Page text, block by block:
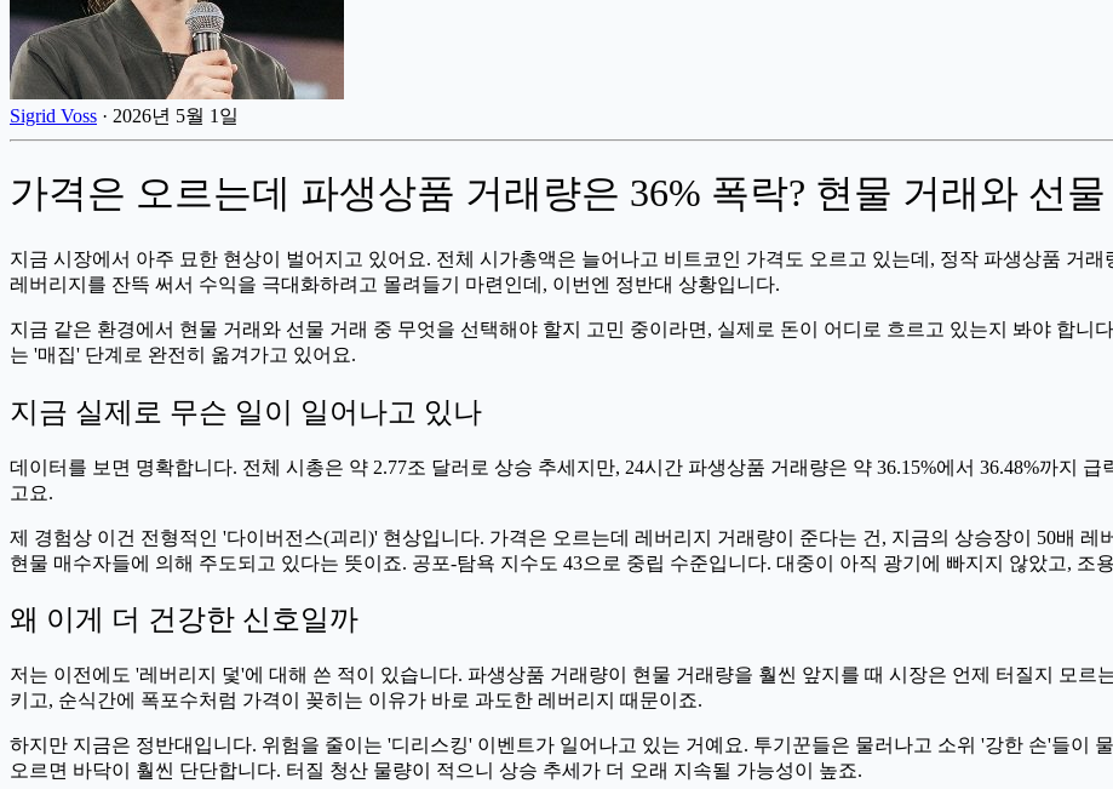
Sigrid Voss · 2026년 5월 1일
가격은 오르는데 파생상품 거래량은 36% 폭락? 현물 거래와 선
지금 시장에서 아주 묘한 현상이 벌어지고 있어요. 전체 시가총액은 늘어나고 비트코인 가격도 오르고 있는데, 정작 파생상품 거래
레버리지를 잔뜩 써서 수익을 극대화하려고 몰려들기 마련인데, 이번엔 정반대 상황입니다.
지금 같은 환경에서 현물 거래와 선물 거래 중 무엇을 선택해야 할지 고민 중이라면, 실제로 돈이 어디로 흐르고 있는지 봐야 합니
는 '매집' 단계로 완전히 옮겨가고 있어요.
지금 실제로 무슨 일이 일어나고 있나
데이터를 보면 명확합니다. 전체 시총은 약 2.77조 달러로 상승 추세지만, 24시간 파생상품 거래량은 약 36.15%에서 36.48%까지
고요.
제 경험상 이건 전형적인 '다이버전스(괴리)' 현상입니다. 가격은 오르는데 레버리지 거래량이 준다는 건, 지금의 상승장이 50배
현물 매수자들에 의해 주도되고 있다는 뜻이죠. 공포-탐욕 지수도 43으로 중립 수준입니다. 대중이 아직 광기에 빠지지 않았고, 조
왜 이게 더 건강한 신호일까
저는 이전에도 '레버리지 덫'에 대해 쓴 적이 있습니다. 파생상품 거래량이 현물 거래량을 훨씬 앞지를 때 시장은 언제 터질지 모르
키고, 순식간에 폭포수처럼 가격이 꽂히는 이유가 바로 과도한 레버리지 때문이죠.
하지만 지금은 정반대입니다. 위험을 줄이는 '디리스킹' 이벤트가 일어나고 있는 거예요. 투기꾼들은 물러나고 소위 '강한 손'들이
오르면 바닥이 훨씬 단단합니다. 터질 청산 물량이 적으니 상승 추세가 더 오래 지속될 가능성이 높죠.